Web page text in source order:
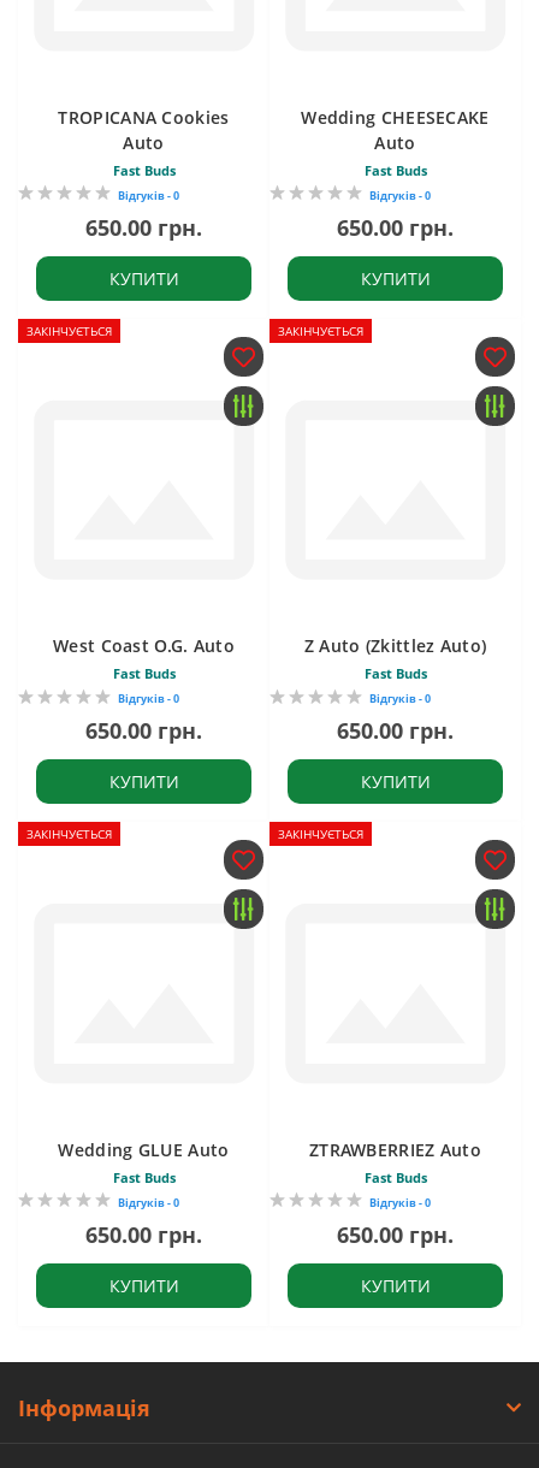
TROPICANA Cookies
Auto
Fast Buds
Відгуків - 0
650.00 грн.
КУПИТИ
Wedding CHEESECAKE
Auto
Fast Buds
Відгуків - 0
650.00 грн.
КУПИТИ
ЗАКІНЧУЄТЬСЯ
West Coast O.G. Auto
Fast Buds
Відгуків - 0
650.00 грн.
КУПИТИ
ЗАКІНЧУЄТЬСЯ
Z Auto (Zkittlez Auto)
Fast Buds
Відгуків - 0
650.00 грн.
КУПИТИ
ЗАКІНЧУЄТЬСЯ
Wedding GLUE Auto
Fast Buds
Відгуків - 0
650.00 грн.
КУПИТИ
ЗАКІНЧУЄТЬСЯ
ZTRAWBERRIEZ Auto
Fast Buds
Відгуків - 0
650.00 грн.
КУПИТИ
Інформація